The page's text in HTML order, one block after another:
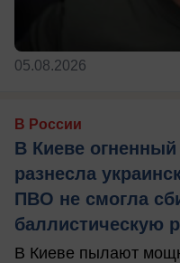
05.08.2026
В России
В Киеве
разнесла
ПВО не смогла
баллистическую
В Киеве пылают